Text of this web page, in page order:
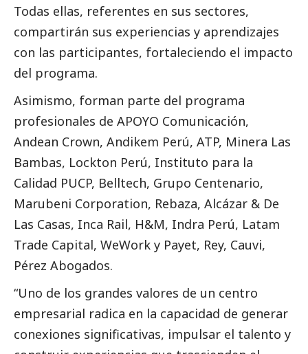
Todas ellas, referentes en sus sectores,
compartirán sus experiencias y aprendizajes
con las participantes, fortaleciendo el impacto
del programa.
Asimismo, forman parte del programa
profesionales de APOYO Comunicación,
Andean Crown, Andikem Perú, ATP, Minera Las
Bambas, Lockton Perú, Instituto para la
Calidad PUCP, Belltech, Grupo Centenario,
Marubeni Corporation, Rebaza, Alcázar & De
Las Casas, Inca Rail, H&M, Indra Perú, Latam
Trade Capital, WeWork y Payet, Rey, Cauvi,
Pérez Abogados.
“Uno de los grandes valores de un centro
empresarial radica en la capacidad de generar
conexiones significativas, impulsar el talento y